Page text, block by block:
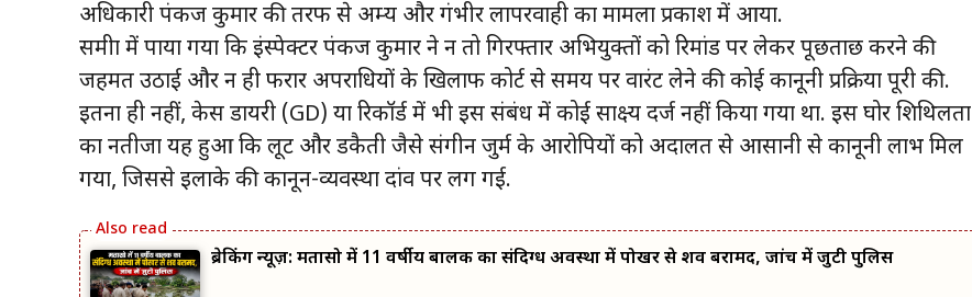
अधिकारी पंकज कुमार की तरफ से अक्षम्य और गंभीर लापरवाही का मामला प्रकाश में आया.
समीक्षा में पाया गया कि इंस्पेक्टर पंकज कुमार ने न तो गिरफ्तार अभियुक्तों को रिमांड पर लेकर पूछताछ करने की
जहमत उठाई और न ही फरार अपराधियों के खिलाफ कोर्ट से समय पर वारंट लेने की कोई कानूनी प्रक्रिया पूरी की.
इतना ही नहीं, केस डायरी (GD) या रिकॉर्ड में भी इस संबंध में कोई साक्ष्य दर्ज नहीं किया गया था. इस घोर शिथिलता
का नतीजा यह हुआ कि लूट और डकैती जैसे संगीन जुर्म के आरोपियों को अदालत से आसानी से कानूनी लाभ मिल
गया, जिससे इलाके की कानून-व्यवस्था दांव पर लग गई.
ब्रेकिंग न्यूज़: मतासो में 11 वर्षीय बालक का संदिग्ध अवस्था में पोखर से शव बरामद, जांच में जुटी पुलिस